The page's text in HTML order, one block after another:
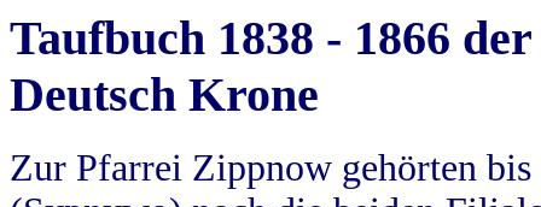
Taufbuch 1838 - 1866
Deutsch Krone
Zur Pfarrei Zippnow gehörten